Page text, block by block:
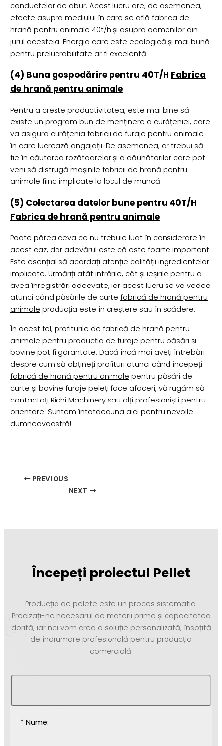
conductelor de abur. Acest lucru are, de asemenea,
efecte asupra mediului în care se află fabrica de
hrană pentru animale 40t/h și asupra oamenilor din
jurul acesteia. Energia care este ecologică și mai bună
pentru prelucrabilitate ar fi excelentă.
(4) Buna gospodărire pentru 40T/H Fabrica
de hrană pentru animale
Pentru a crește productivitatea, este mai bine să
existe un program bun de menținere a curățeniei, care
va asigura curățenia fabricii de furaje pentru animale
în care lucrează angajații. De asemenea, ar trebui să
fie în căutarea rozătoarelor și a dăunătorilor care pot
veni să distrugă mașinile fabricii de hrană pentru
animale fiind implicate la locul de muncă.
(5) Colectarea datelor bune pentru 40T/H
Fabrica de hrană pentru animale
Poate părea ceva ce nu trebuie luat în considerare în
acest caz, dar adevărul este că este foarte important.
Este esențial să acordați atenție calității ingredientelor
implicate. Urmăriți atât intrările, cât și ieșirile pentru a
avea înregistrări adecvate, iar acest lucru se va vedea
atunci când păsările de curte fabrică de hrană pentru
animale producția este în creștere sau în scădere.
În acest fel, profiturile de fabrică de hrană pentru
animale pentru producția de furaje pentru păsări și
bovine pot fi garantate. Dacă încă mai aveți întrebări
despre cum să obțineți profituri atunci când începeți
fabrică de hrană pentru animale pentru păsări de
curte și bovine furaje peleți face afaceri, vă rugăm să
contactați Richi Machinery sau alți profesioniști pentru
orientare. Suntem întotdeauna aici pentru nevoile
dumneavoastră!
PREVIOUS
NEXT
Începeți proiectul Pellet
Producția de pelete este un proces sistematic.
Precizați-ne necesarul de materii prime și capacitatea
dorită, iar noi vom crea o soluție personalizată, însoțită
de îndrumare profesională pentru producția
comercială.
* Nume: